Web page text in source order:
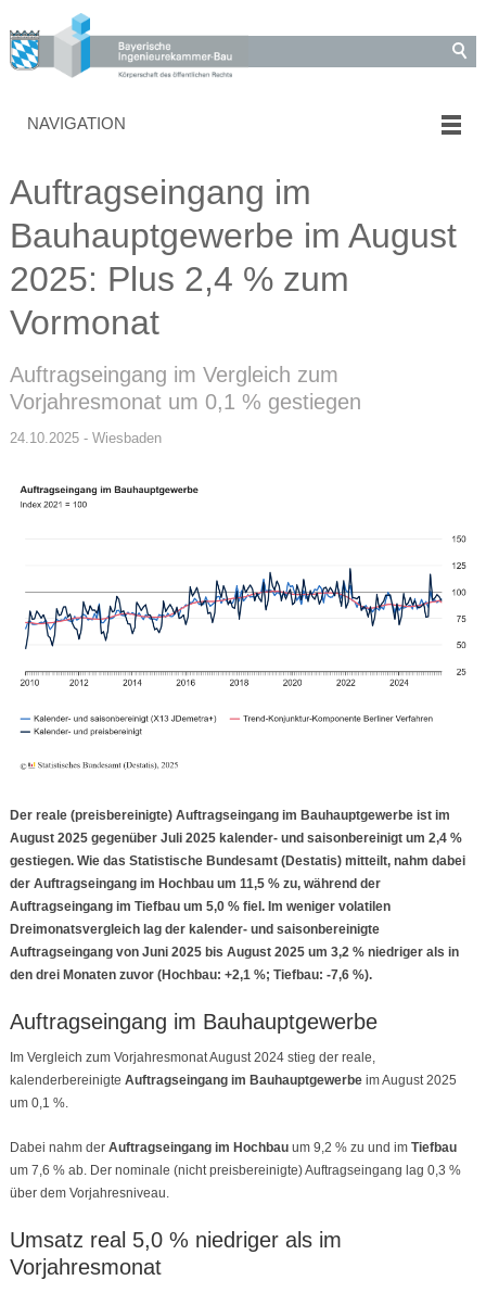
NAVIGATION
Auftragseingang im
Bauhauptgewerbe im August
2025: Plus 2,4 % zum
Vormonat
Auftragseingang im Vergleich zum
Vorjahresmonat um 0,1 % gestiegen
24.10.2025 - Wiesbaden
Der reale (preisbereinigte) Auftragseingang im Bauhauptgewerbe ist im
August 2025 gegenüber Juli 2025 kalender- und saisonbereinigt um 2,4 %
gestiegen. Wie das Statistische Bundesamt (Destatis) mitteilt, nahm dabei
der Auftragseingang im Hochbau um 11,5 % zu, während der
Auftragseingang im Tiefbau um 5,0 % fiel. Im weniger volatilen
Dreimonatsvergleich lag der kalender- und saisonbereinigte
Auftragseingang von Juni 2025 bis August 2025 um 3,2 % niedriger als in
den drei Monaten zuvor (Hochbau: +2,1 %; Tiefbau: -7,6 %).
Auftragseingang im Bauhauptgewerbe
Im Vergleich zum Vorjahresmonat August 2024 stieg der reale,
kalenderbereinigte Auftragseingang im Bauhauptgewerbeim August 2025
um 0,1 %.
Dabei nahm der Auftragseingang im Hochbauum 9,2 % zu und im Tiefbau
um 7,6 % ab. Der nominale (nicht preisbereinigte) Auftragseingang lag 0,3 %
über dem Vorjahresniveau.
Umsatz real 5,0 % niedriger als im
Vorjahresmonat